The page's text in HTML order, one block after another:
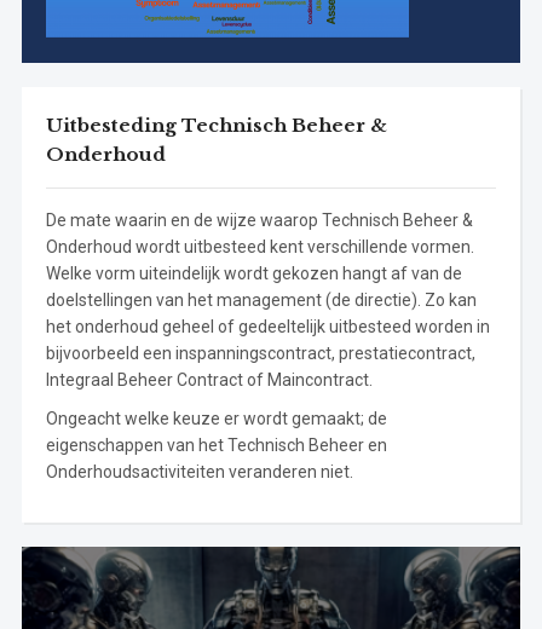
Uitbesteding Technisch Beheer &
Onderhoud
De mate waarin en de wijze waarop Technisch Beheer &
Onderhoud wordt uitbesteed kent verschillende vormen.
Welke vorm uiteindelijk wordt gekozen hangt af van de
doelstellingen van het management (de directie). Zo kan
het onderhoud geheel of gedeeltelijk uitbesteed worden in
bijvoorbeeld een inspanningscontract, prestatiecontract,
Integraal Beheer Contract of Maincontract.
Ongeacht welke keuze er wordt gemaakt; de
eigenschappen van het Technisch Beheer en
Onderhoudsactiviteiten veranderen niet.